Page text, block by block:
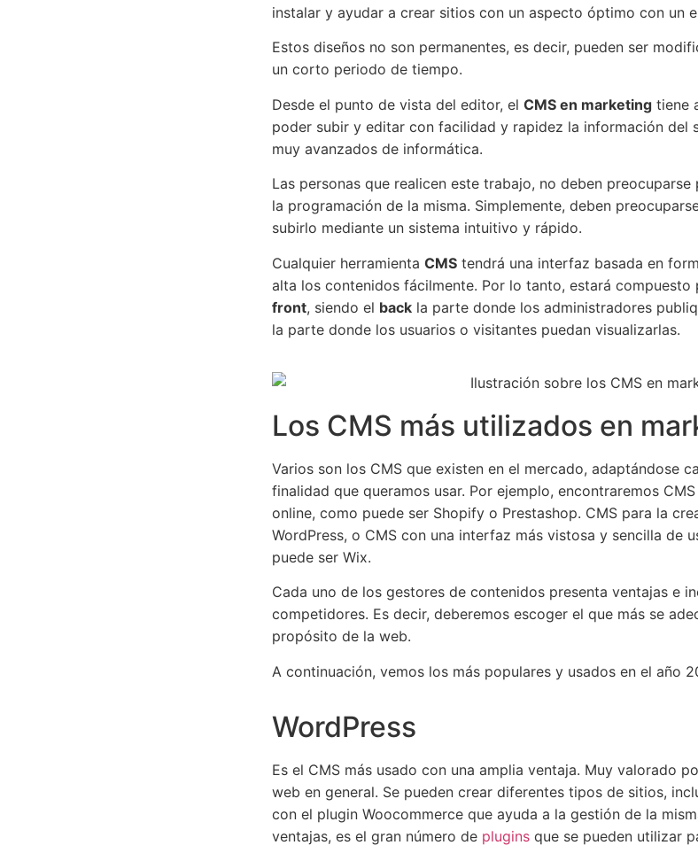
instalar y ayudar a crear sitios con un aspecto óptimo con un
Estos diseños no son permanentes, es decir, pueden ser
un corto periodo de tiempo.
Desde el punto de vista del editor, el CMS en marketing tiene
poder subir y editar con facilidad y rapidez la información del
muy avanzados de informática.
Las personas que realicen este trabajo, no deben
la programación de la misma. Simplemente, deben
subirlo mediante un sistema intuitivo y rápido.
Cualquier herramienta CMS tendrá una interfaz basada en
alta los contenidos fácilmente. Por lo tanto, estará compuesto
front, siendo el back la parte donde los administradores
la parte donde los usuarios o visitantes puedan visualizarlas.
Los CMS más utilizados en
Varios son los CMS que existen en el mercado, adaptándose
finalidad que queramos usar. Por ejemplo, encontraremos
online, como puede ser Shopify o Prestashop. CMS para la
WordPress, o CMS con una interfaz más vistosa y sencilla de
puede ser Wix.
Cada uno de los gestores de contenidos presenta ventajas e
competidores. Es decir, deberemos escoger el que más se
propósito de la web.
A continuación, vemos los más populares y usados en el año
WordPress
Es el CMS más usado con una amplia ventaja. Muy valorado
web en general. Se pueden crear diferentes tipos de sitios,
con el plugin Woocommerce que ayuda a la gestión de la
ventajas, es el gran número de plugins que se pueden utilizar